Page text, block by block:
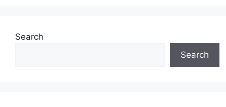
Search
Search